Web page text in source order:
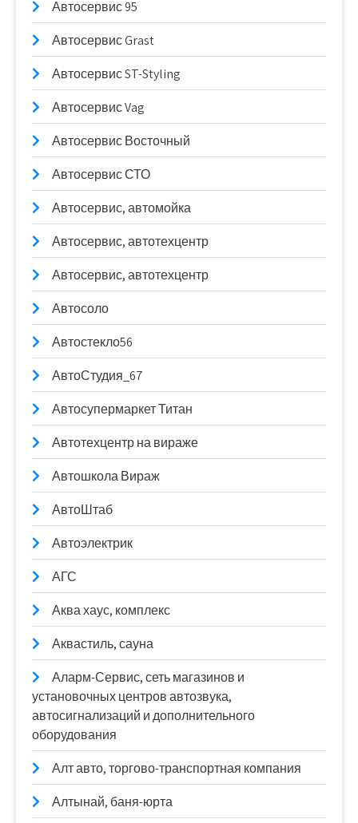
Автосервис 95
Автосервис Grast
Автосервис ST-Styling
Автосервис Vag
Автосервис Восточный
Автосервис СТО
Автосервис, автомойка
Автосервис, автотехцентр
Автосервис, автотехцентр
Автосоло
Автостекло56
АвтоСтудия_67
Автосупермаркет Титан
Автотехцентр на вираже
Автошкола Вираж
АвтоШтаб
Автоэлектрик
АГС
Аква хаус, комплекс
Аквастиль, сауна
Аларм-Сервис, сеть магазинов и
установочных центров автозвука,
автосигнализаций и дополнительного
оборудования
Алт авто, торгово-транспортная компания
Алтынай, баня-юрта